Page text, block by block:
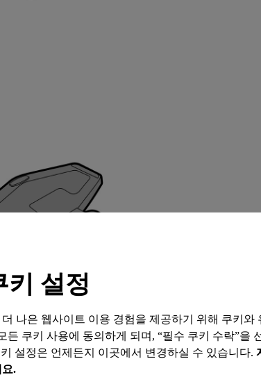
키 설정
나은 웹사이트 이용 경험을 제공하기 위해 쿠키와
쿠키 사용에 동의하게 되며, “필수 쿠키 수락”을
설정은 언제든지 이곳에서 변경하실 수 있습니다.
요.